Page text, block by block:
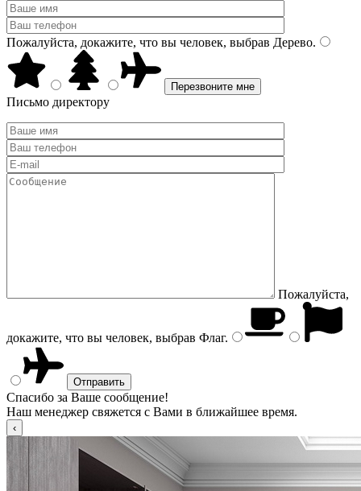
Пожалуйста, докажите, что вы человек, выбрав Дерево.
Письмо директору
Пожалуйста,
докажите, что вы человек, выбрав Флаг.
Спасибо за Ваше сообщение!
Наш менеджер свяжется с Вами в ближайшее время.